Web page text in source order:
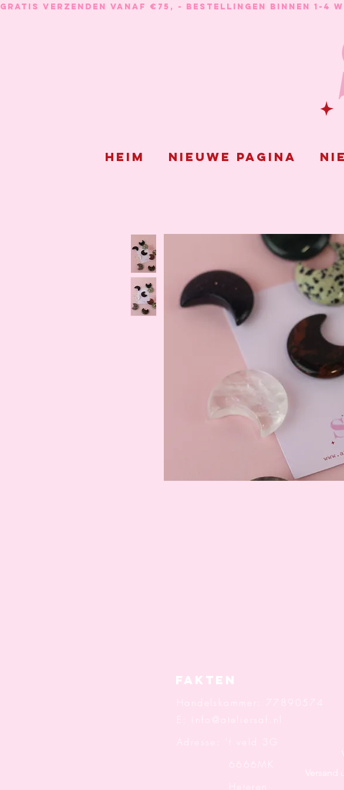
GRATIS VERZENDEN VANAF €75, - BESTELLINGEN BINNEN 1-4
Heim Nieuwe pagina
Fakten
Handelskammer: 77890574
E:
info@ateliersaf.nl
Adresse: 't veld 3G
6666MK
Heteren
Versand